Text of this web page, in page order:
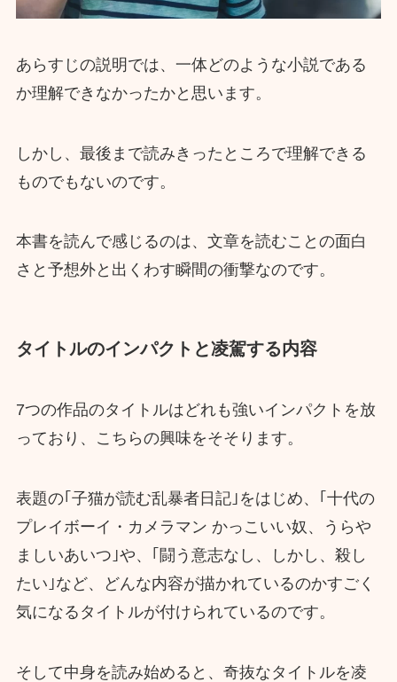
あらすじの説明では、一体どのような小説である
か理解できなかったかと思います。
しかし、最後まで読みきったところで理解できる
ものでもないのです。
本書を読んで感じるのは、文章を読むことの面白
さと予想外と出くわす瞬間の衝撃なのです。
タイトルのインパクトと凌駕する内容
7つの作品のタイトルはどれも強いインパクトを放
っており、こちらの興味をそそります。
表題の｢子猫が読む乱暴者日記｣をはじめ、｢十代の
プレイボーイ・カメラマン かっこいい奴、うらや
ましいあいつ｣や、｢闘う意志なし、しかし、殺し
たい｣など、どんな内容が描かれているのかすごく
気になるタイトルが付けられているのです。
そして中身を読み始めると、奇抜なタイトルを凌